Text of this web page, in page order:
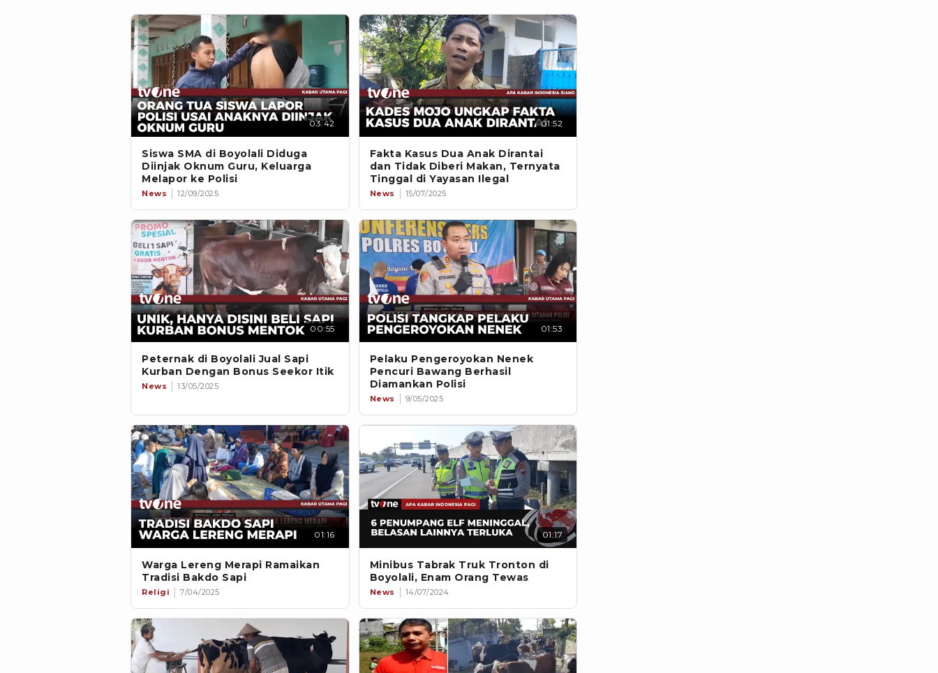
03:42
Siswa SMA di Boyolali Diduga
Diinjak Oknum Guru, Keluarga
Melapor ke Polisi
News 12/09/2025
01:52
Fakta Kasus Dua Anak Dirantai
dan Tidak Diberi Makan, Ternyata
Tinggal di Yayasan Ilegal
News 15/07/2025
00:55
Peternak di Boyolali Jual Sapi
Kurban Dengan Bonus Seekor Itik
News 13/05/2025
01:53
Pelaku Pengeroyokan Nenek
Pencuri Bawang Berhasil
Diamankan Polisi
News 9/05/2025
01:16
Warga Lereng Merapi Ramaikan
Tradisi Bakdo Sapi
Religi 7/04/2025
01:17
Minibus Tabrak Truk Tronton di
Boyolali, Enam Orang Tewas
News 14/07/2024